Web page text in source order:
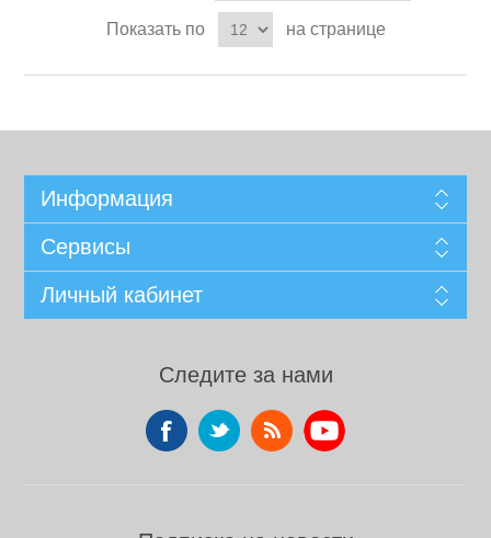
Показать по на странице
Информация
Сервисы
Личный кабинет
Следите за нами